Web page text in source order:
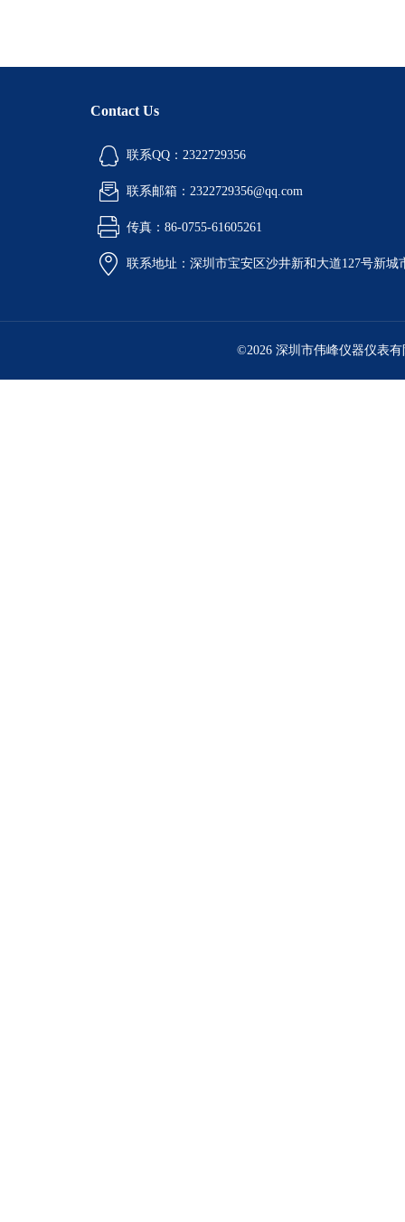
Contact Us
联系QQ：2322729356
联系邮箱：2322729356@qq.com
传真：86-0755-61605261
联系地址：深圳市宝安区沙井新和大道127号新城
©2026 深圳市伟峰仪器仪表